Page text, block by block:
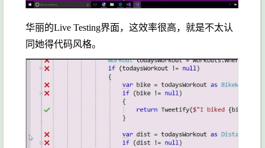
华丽的Live Testing界面，这效率很高，就是不太认
同她得代码风格。